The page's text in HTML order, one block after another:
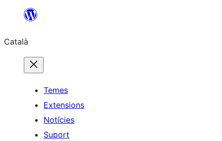
contingut
Català
Temes
Extensions
Notícies
Suport